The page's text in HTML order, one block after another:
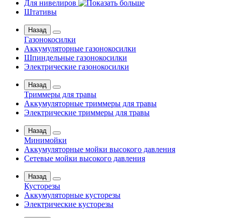
Для нивелиров
Штативы
Назад
Газонокосилки
Аккумуляторные газонокосилки
Шпиндельные газонокосилки
Электрические газонокосилки
Назад
Триммеры для травы
Аккумуляторные триммеры для травы
Электрические триммеры для травы
Назад
Минимойки
Аккумуляторные мойки высокого давления
Сетевые мойки высокого давления
Назад
Кусторезы
Аккумуляторные кусторезы
Электрические кусторезы